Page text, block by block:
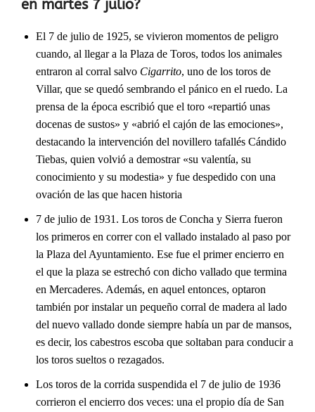
en martes 7 julio?
El 7 de julio de 1925, se vivieron momentos de peligro
cuando, al llegar a la Plaza de Toros, todos los animales
entraron al corral salvo Cigarrito, uno de los toros de
Villar, que se quedó sembrando el pánico en el ruedo. La
prensa de la época escribió que el toro «repartió unas
docenas de sustos» y «abrió el cajón de las emociones»,
destacando la intervención del novillero tafallés Cándido
Tiebas, quien volvió a demostrar «su valentía, su
conocimiento y su modestia» y fue despedido con una
ovación de las que hacen historia
7 de julio de 1931. Los toros de Concha y Sierra fueron
los primeros en correr con el vallado instalado al paso por
la Plaza del Ayuntamiento. Ese fue el primer encierro en
el que la plaza se estrechó con dicho vallado que termina
en Mercaderes. Además, en aquel entonces, optaron
también por instalar un pequeño corral de madera al lado
del nuevo vallado donde siempre había un par de mansos,
es decir, los cabestros escoba que soltaban para conducir a
los toros sueltos o rezagados.
Los toros de la corrida suspendida el 7 de julio de 1936
corrieron el encierro dos veces: una el propio día de San